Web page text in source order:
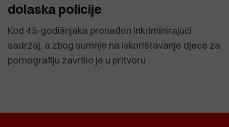
dolaska policije
Kod 45-godišnjaka pronađen inkriminirajući
sadržaj, a zbog sumnje na iskorištavanje djece za
pornografiju završio je u pritvoru